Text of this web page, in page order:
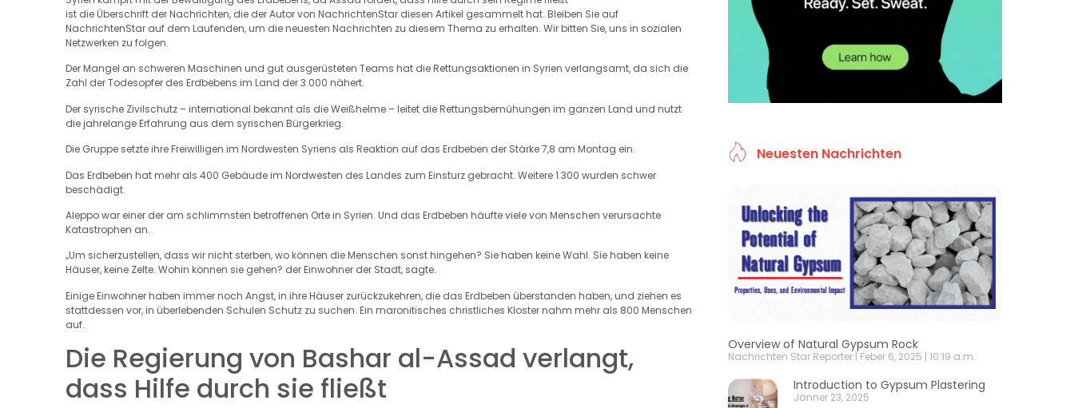
ist die Überschrift der Nachrichten, die der Autor von NachrichtenStar diesen Artikel gesammelt hat. Bleiben Sie auf
NachrichtenStar auf dem Laufenden, um die neuesten Nachrichten zu diesem Thema zu erhalten. Wir bitten Sie, uns in sozialen
Netzwerken zu folgen.
Der Mangel an schweren Maschinen und gut ausgerüsteten Teams hat die Rettungsaktionen in Syrien verlangsamt, da sich die
Zahl der Todesopfer des Erdbebens im Land der 3.000 nähert.
Der syrische Zivilschutz – international bekannt als die Weißhelme – leitet die Rettungsbemühungen im ganzen Land und nutzt
die jahrelange Erfahrung aus dem syrischen Bürgerkrieg.
Die Gruppe setzte ihre Freiwilligen im Nordwesten Syriens als Reaktion auf das Erdbeben der Stärke 7,8 am Montag ein.
Das Erdbeben hat mehr als 400 Gebäude im Nordwesten des Landes zum Einsturz gebracht. Weitere 1.300 wurden schwer
beschädigt.
Aleppo war einer der am schlimmsten betroffenen Orte in Syrien. Und das Erdbeben häufte viele von Menschen verursachte
Katastrophen an.
„Um sicherzustellen, dass wir nicht sterben, wo können die Menschen sonst hingehen? Sie haben keine Wahl. Sie haben keine
Häuser, keine Zelte. Wohin können sie gehen? der Einwohner der Stadt, sagte.
Einige Einwohner haben immer noch Angst, in ihre Häuser zurückzukehren, die das Erdbeben überstanden haben, und ziehen es
stattdessen vor, in überlebenden Schulen Schutz zu suchen. Ein maronitisches christliches Kloster nahm mehr als 800 Menschen
auf.
Die Regierung von Bashar al-Assad verlangt,
dass Hilfe durch sie fließt
Neuesten Nachrichten
Overview of Natural Gypsum Rock
Nachrichten Star Reporter Feber 6, 2025 10:19 a.m.
Introduction to Gypsum Plastering
Jänner 23, 2025